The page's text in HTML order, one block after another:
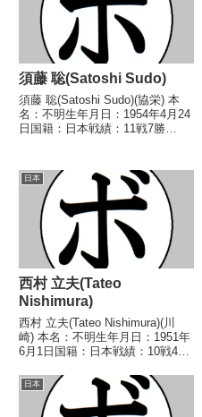
須藤 聡(Satoshi Sudo)
須藤 聡(Satoshi Sudo)(協栄) 本
名：不明生年月日：1954年4月24
日国籍：日本戦績：11戦7勝
ンタム級新人王予選1973/09/14
△4R判定 (採...
日本
西村 立夫(Tateo
Nishimura)
西村 立夫(Tateo Nishimura)(川
崎) 本名：不明生年月日：1951年
6月1日国籍：日本戦績：10戦4勝
し 【戦歴】1969/05/26 ●4R判
定 (採点不明) 大高 実(不
二)1969/0...
日本